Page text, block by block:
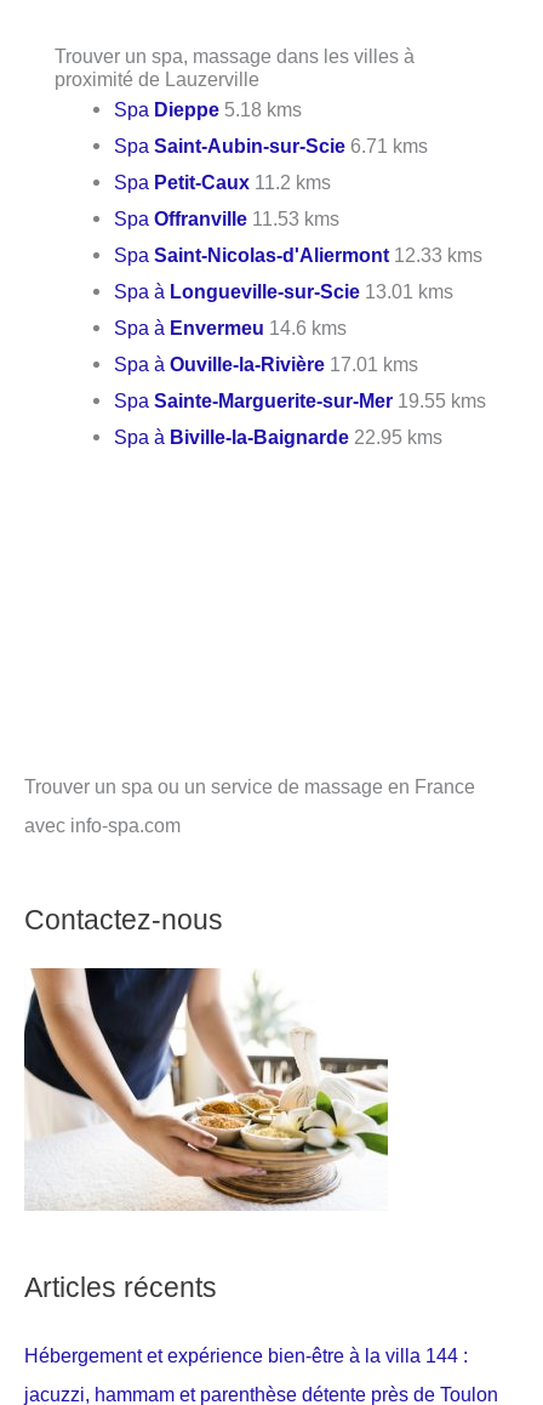
Trouver un spa, massage dans les villes à
proximité de Lauzerville
Spa Dieppe 5.18 kms
SpaSaint-Aubin-sur-Scie 6.71 kms
Spa Petit-Caux 11.2 kms
SpaOffranville 11.53 kms
SpaSaint-Nicolas-d'Aliermont 12.33 kms
Spa à Longueville-sur-Scie 13.01 kms
Spa à Envermeu 14.6 kms
Spa àOuville-la-Rivière 17.01 kms
SpaSainte-Marguerite-sur-Mer 19.55 kms
Spa à Biville-la-Baignarde 22.95 kms
Trouver un spa ou un service de massage en France
avec info-spa.com
Contactez-nous
Articles récents
Hébergement et expérience bien-être à la villa 144 :
jacuzzi, hammam et parenthèse détente près de Toulon